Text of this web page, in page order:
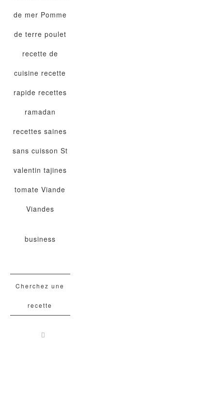
de mer Pomme
de terre poulet
recette de
cuisine recette
rapide recettes
ramadan
recettes saines
sans cuisson St
valentin tajines
tomate Viande
Viandes
business
Cherchez une
recette